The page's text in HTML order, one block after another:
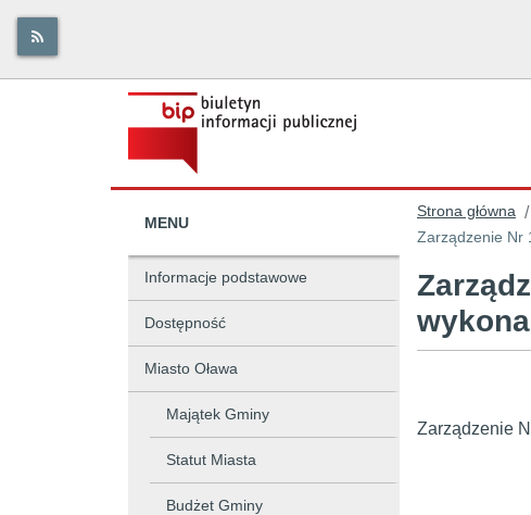
MENU
Informacje podstawowe
Dostępność
Miasto Oława
Majątek Gminy
Statut Miasta
Budżet Gminy
Strona główna /
Zarządzenie Nr
Zarządzenie